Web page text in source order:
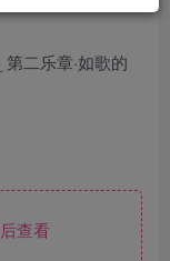
二乐章·如歌的
查看